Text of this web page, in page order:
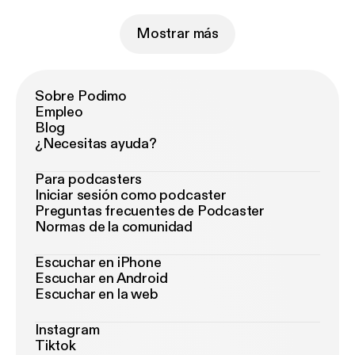
Mostrar más
Sobre Podimo
Empleo
Blog
¿Necesitas ayuda?
Para podcasters
Iniciar sesión como podcaster
Preguntas frecuentes de Podcaster
Normas de la comunidad
Escuchar en iPhone
Escuchar en Android
Escuchar en la web
Instagram
Tiktok